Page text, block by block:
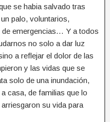
se habia salvado tras
palo, voluntarios,
emergencias… Y a todos
no solo a dar luz
a reflejar el dolor de las
y las vidas que se
solo de una inundación,
casa, de familias que lo
su vida para